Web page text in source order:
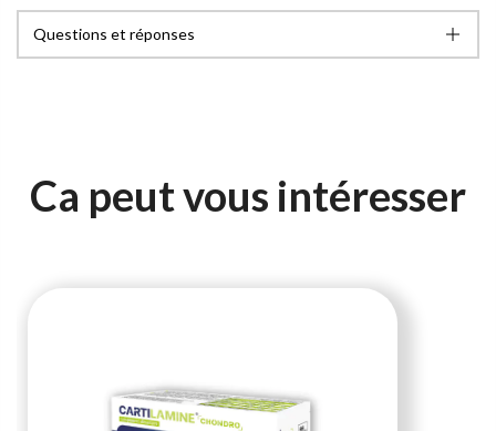
Questions et réponses
Ca peut vous intéresser